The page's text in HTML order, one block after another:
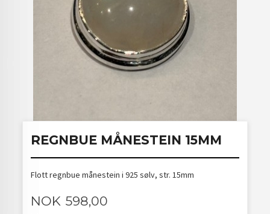
REGNBUE MÅNESTEIN 15MM
Flott regnbue månestein i 925 sølv, str. 15mm
Pris
NOK 598,00